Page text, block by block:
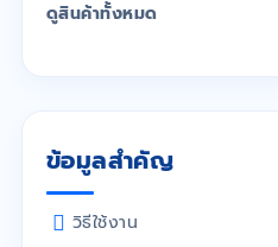
ดูสินค้าทั้งหมด
ข้อมูลสำคัญ
วิธีใช้งาน